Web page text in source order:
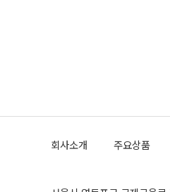
회사소개 주요상품